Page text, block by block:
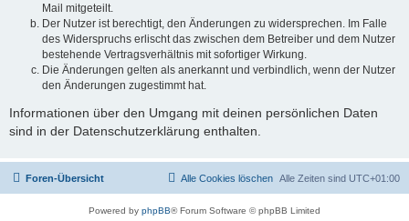
Mail mitgeteilt.
Der Nutzer ist berechtigt, den Änderungen zu widersprechen. Im Falle
des Widerspruchs erlischt das zwischen dem Betreiber und dem Nutzer
bestehende Vertragsverhältnis mit sofortiger Wirkung.
Die Änderungen gelten als anerkannt und verbindlich, wenn der Nutzer
den Änderungen zugestimmt hat.
Informationen über den Umgang mit deinen persönlichen Daten
sind in der Datenschutzerklärung enthalten.
Foren-Übersicht Alle Zeiten sind UTC+01:00
Alle Cookies löschen
Powered by phpBB® Forum Software © phpBB Limited